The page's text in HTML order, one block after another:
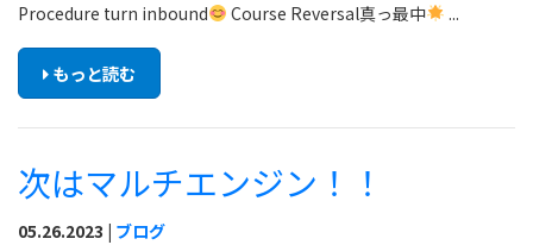
Procedure turn inbound
Course Reversal真っ最中 ...
もっと読む
次はマルチエンジン！！
05.26.2023 | ブログ